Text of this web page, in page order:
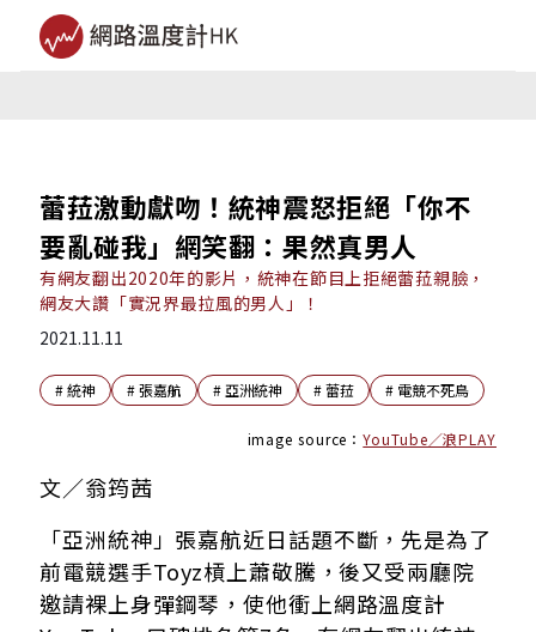
蕾菈激動獻吻！統神震怒拒絕「你不
要亂碰我」網笑翻：果然真男人
有網友翻出2020年的影片，統神在節目上拒絕蕾菈親臉，
網友大讚「實況界最拉風的男人」！
2021.11.11
#統神 #張嘉航 # 亞洲統神 #蕾菈 # 電競不死鳥
image source：YouTube／浪PLAY
文／翁筠茜
「亞洲統神」張嘉航近日話題不斷，先是為了
前電競選手Toyz槓上蕭敬騰，後又受兩廳院
邀請裸上身彈鋼琴，使他衝上網路溫度計